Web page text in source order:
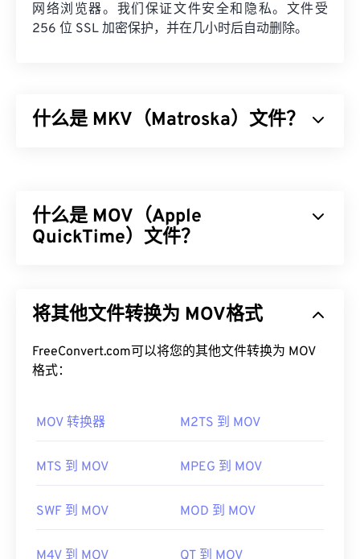
网络浏览器。我们保证文件安全和隐私。文件受
256 位 SSL 加密保护，并在几小时后自动删除。
什么是 MKV（Matroska）文件？
行自定义。其名称源于“套娃”（
），这
是一种著名的俄罗斯手工艺品，由一组尺寸逐渐减小
打开 MKV 文件的最佳方法是使用 VLC 媒体播放器
该播放器兼容所有操作系统和平台。这一点很重要，
因为 MKV 并非行业标准，这意味着其他媒体播放器
此外，MKV 不使用编解码器来压缩文件大小，这意
味着文件可能非常大。因此，打开 MKV 文件的另一
器。为此，请从受信任的站点（例如Ninite
开发者： Matroska
首次发行：
什么是 MOV（Apple
QuickTime）文件？
媒体文件保存到用户设备而闻名。其显著特点之一是
件进行高度精准的编辑。
默认情况下，MOV 文件使用QuickTime打开。如果
Windows Media Player
打开，但较新版本的播放器无
请使用VLC Media Player
，该播放器支持多种平
请注意，另外两种文件类型也使用 MOV 扩展名。它
将其他文件转换为 MOV格式
FreeConvert.com可以将您的其他文件转换为 MOV
格式：
MOV 转换器 M2TS 到 MOV
MTS 到 MOV MPEG 到 MOV
SWF 到 MOV MOD 到 MOV